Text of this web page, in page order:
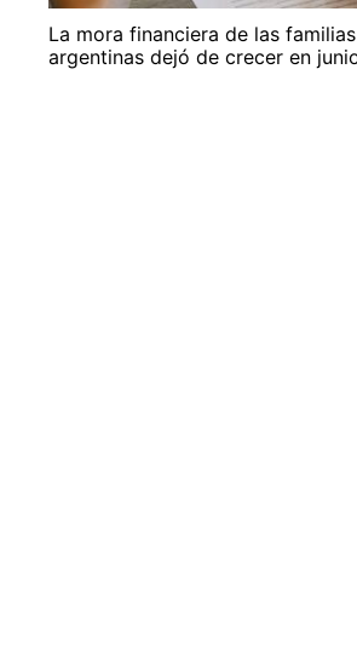
La mora financiera de las familias
argentinas dejó de crecer en